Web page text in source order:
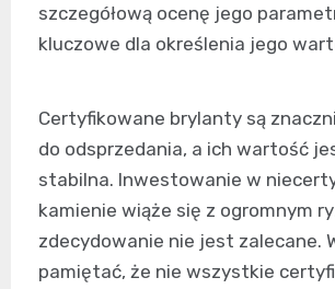
szczegółową ocenę jego
kluczowe dla określenia jego
Certyfikowane brylanty są
do odsprzedania, a ich wartość
stabilna. Inwestowanie w
kamienie wiąże się z ogromnym
zdecydowanie nie jest zalecane.
pamiętać, że nie wszystkie